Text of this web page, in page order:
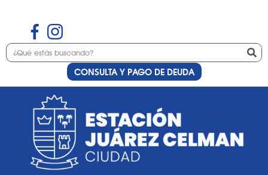
CONSULTA Y PAGO DE DEUDA